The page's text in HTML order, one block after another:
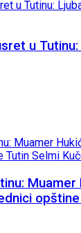
u
Muamer